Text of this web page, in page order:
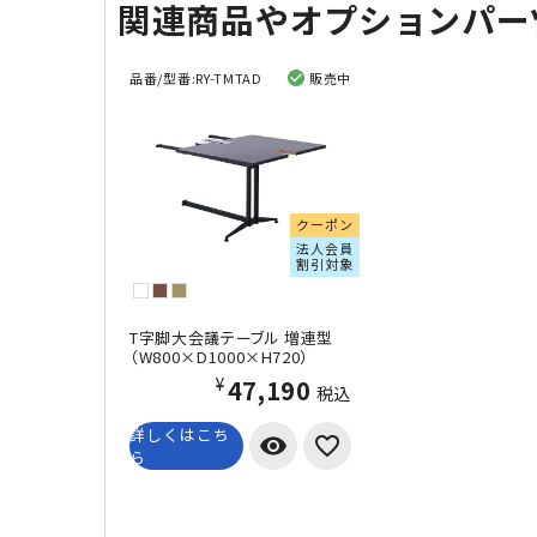
関連商品やオプションパ
品番/型番:RY-TMTAD 販売中
クーポン
法人会員
割引対象
T字脚大会議テーブル 増連型
（W800×D1000×H720）
¥47,190 税込
詳しくはこち
ら
visibility